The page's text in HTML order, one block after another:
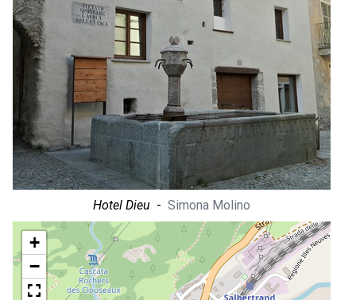
Hotel Dieu - Simona Molino
+
−